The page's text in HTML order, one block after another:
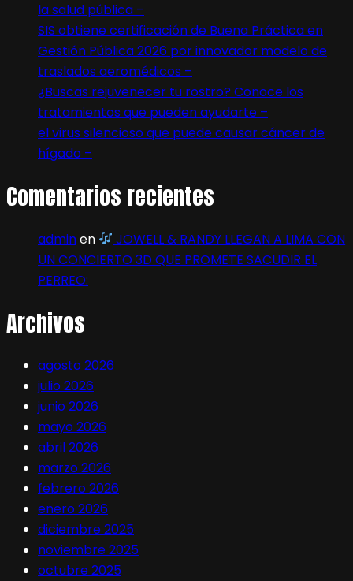
la salud pública –
SIS obtiene certificación de Buena Práctica en
Gestión Pública 2026 por innovador modelo de
traslados aeromédicos –
¿Buscas rejuvenecer tu rostro? Conoce los
tratamientos que pueden ayudarte –
el virus silencioso que puede causar cáncer de
hígado –
Comentarios recientes
adminen
JOWELL & RANDY LLEGAN A LIMA CON
UN CONCIERTO 3D QUE PROMETE SACUDIR EL
PERREO:
Archivos
agosto 2026
julio 2026
junio 2026
mayo 2026
abril 2026
marzo 2026
febrero 2026
enero 2026
diciembre 2025
noviembre 2025
octubre 2025